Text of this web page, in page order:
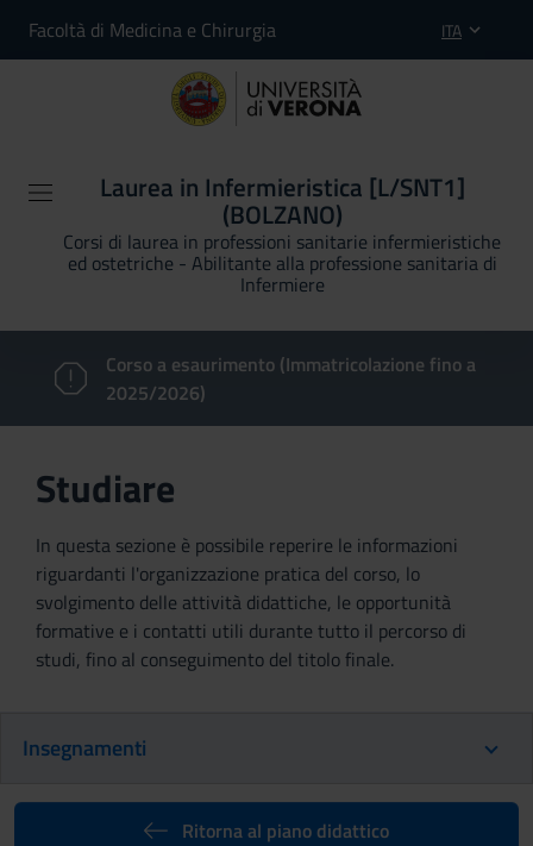
Facoltà di Medicina e Chirurgia ITA
Laurea in Infermieristica [L/SNT1]
(BOLZANO)
Corsi di laurea in professioni sanitarie infermieristiche
ed ostetriche - Abilitante alla professione sanitaria di
Infermiere
Corso a esaurimento (Immatricolazione fino a
2025/2026)
Studiare
In questa sezione è possibile reperire le informazioni
riguardanti l'organizzazione pratica del corso, lo
svolgimento delle attività didattiche, le opportunità
formative e i contatti utili durante tutto il percorso di
studi, fino al conseguimento del titolo finale.
Insegnamenti
Ritorna al piano didattico